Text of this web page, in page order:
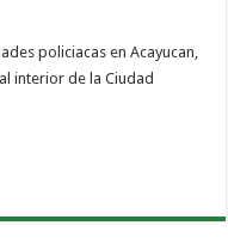
policiacas en Acayucan,
interior de la Ciudad